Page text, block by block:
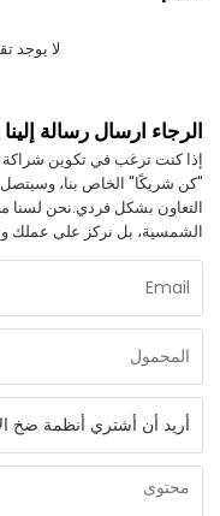
لا يوجد
الرجاء ارسال رسالة إلينا
"كن شريكًا" الخاص بنا، وسيتصل
التعاون بشكل فردي.نحن لسنا
الشمسية، بل نركز على عملك